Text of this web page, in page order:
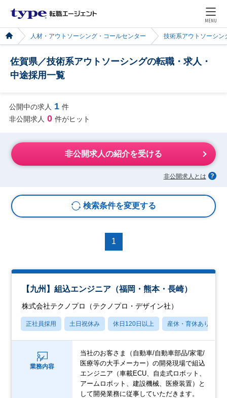
MENU
人材・アウトソーシング・コールセンター 技術系アウトソーシン
佐賀県／技術系アウトソーシングの転職・求人・
中途採用一覧
公開中の求人 1 件
非公開求人 0 件がヒット
非公開求人の紹介を受ける
非公開求人とは
検索条件を変更する
1
【九州】組込エンジニア（福岡・熊本・長崎）
株式会社テクノプロ（テクノプロ・デザイン社）
正社員採用 土日祝休み 休日120日以上 産休・育休あり
業務内容
当社のお客さま（自動車/自動車部品/家電/
医療等の大手メーカー）の開発現場で組込
エンジニア（車載ECU、自走式ロボット、
アームロボット、建設機械、医療装置）と
して開発業務に従事していただきます。